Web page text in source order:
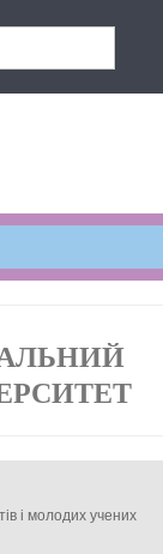
і молодих учених